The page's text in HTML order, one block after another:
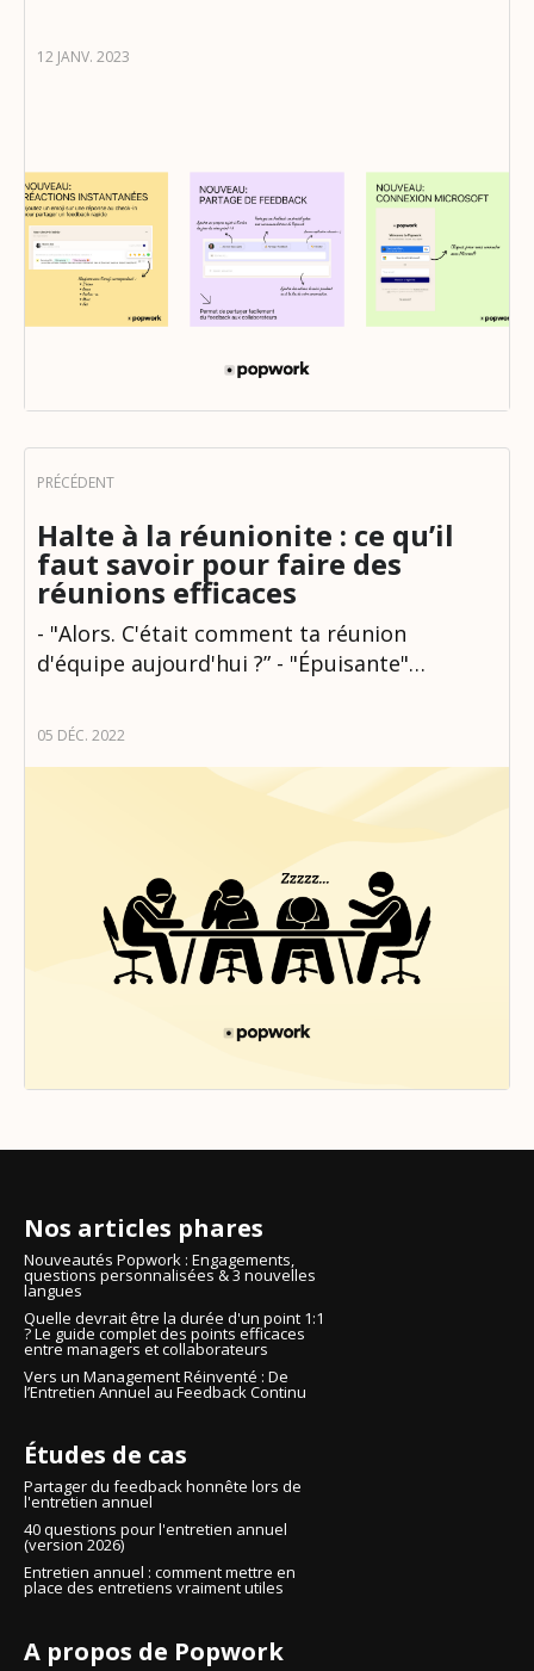
12 JANV. 2023
Halte à la réunionite : ce qu’il
faut savoir pour faire des
réunions efficaces
- "Alors. C'était comment ta réunion
d'équipe aujourd'hui ?” - "Épuisante"…
05 DÉC. 2022
Nos articles phares
Nouveautés Popwork : Engagements,
questions personnalisées & 3 nouvelles
langues
Quelle devrait être la durée d'un point 1:1
? Le guide complet des points efficaces
entre managers et collaborateurs
Vers un Management Réinventé : De
l’Entretien Annuel au Feedback Continu
Études de cas
Partager du feedback honnête lors de
l'entretien annuel
40 questions pour l'entretien annuel
(version 2026)
Entretien annuel : comment mettre en
place des entretiens vraiment utiles
A propos de Popwork